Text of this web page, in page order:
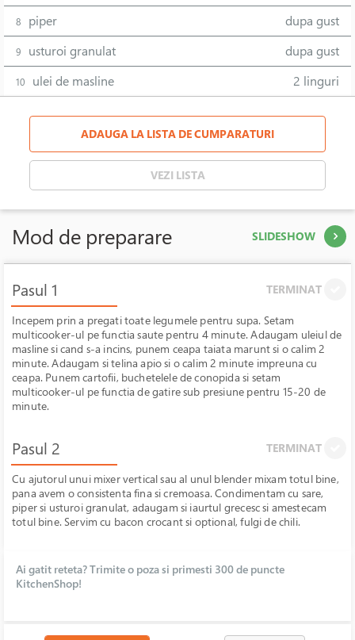
8 piper dupa gust
9 usturoi granulat dupa gust
10 ulei de masline 2 linguri
ADAUGA LA LISTA DE CUMPARATURI
VEZI LISTA
Mod de preparare SLIDESHOW
Pasul 1 TERMINAT
Incepem prin a pregati toate legumele pentru supa. Setam
multicooker-ul pe functia saute pentru 4 minute. Adaugam uleiul de
masline si cand s-a incins, punem ceapa taiata marunt si o calim 2
minute. Adaugam si telina apio si o calim 2 minute impreuna cu
ceapa. Punem cartofii, buchetelele de conopida si setam
multicooker-ul pe functia de gatire sub presiune pentru 15-20 de
minute.
Pasul 2 TERMINAT
Cu ajutorul unui mixer vertical sau al unul blender mixam totul bine,
pana avem o consistenta fina si cremoasa. Condimentam cu sare,
piper si usturoi granulat, adaugam si iaurtul grecesc si amestecam
totul bine. Servim cu bacon crocant si optional, fulgi de chili.
Ai gatit reteta? Trimite o poza si primesti 300 de puncte
KitchenShop!